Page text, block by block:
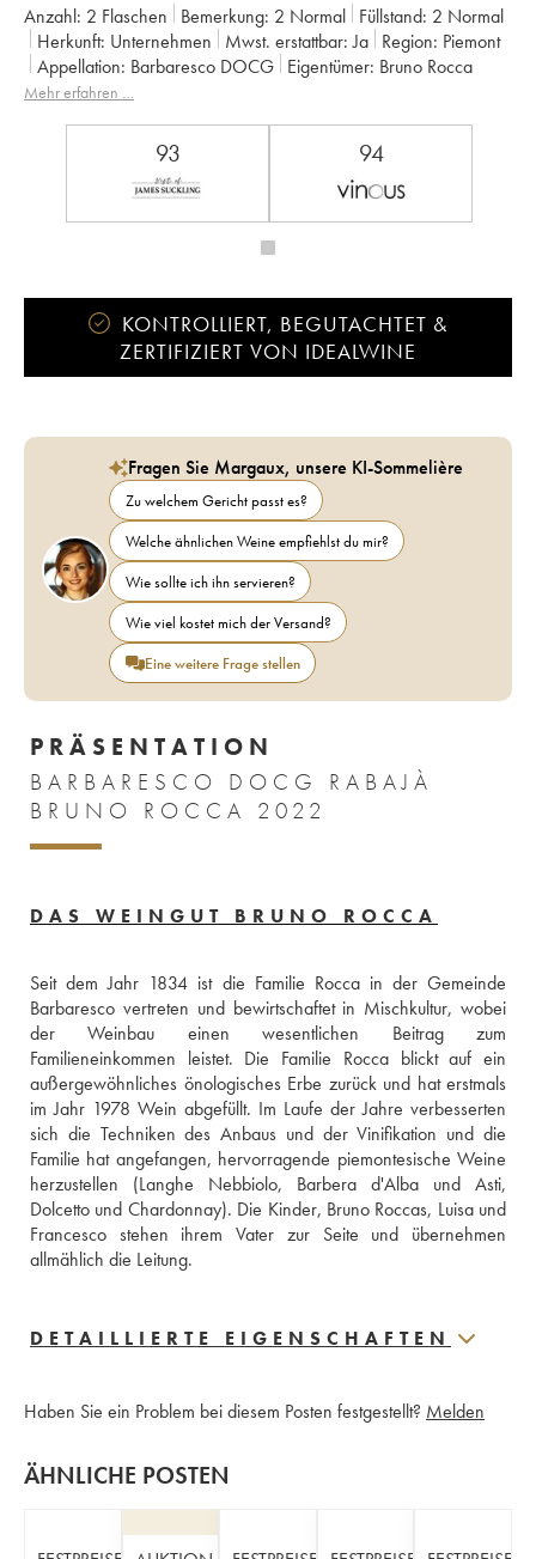
Anzahl: 2 Flaschen Bemerkung: 2 Normal Füllstand: 2 Normal
Herkunft:
unternehmen Mwst. erstattbar: ja Region:
Piemont
Appellation:
Barbaresco DOCG Eigentümer: Bruno Rocca
Mehr erfahren …
93 94
KONTROLLIERT, BEGUTACHTET &
ZERTIFIZIERT VON IDEALWINE
Fragen Sie Margaux, unsere KI-Sommelière
Zu welchem Gericht passt es?
Welche ähnlichen Weine empfiehlst du mir?
Wie sollte ich ihn servieren?
Wie viel kostet mich der Versand?
Eine weitere Frage stellen
PRÄSENTATION
BARBARESCO DOCG RABAJÀ
BRUNO ROCCA 2022
DAS WEINGUT BRUNO ROCCA
Seit dem Jahr 1834 ist die Familie Rocca in der Gemeinde
Barbaresco vertreten und bewirtschaftet in Mischkultur, wobei
der Weinbau einen wesentlichen Beitrag zum
Familieneinkommen leistet. Die Familie Rocca blickt auf ein
außergewöhnliches önologisches Erbe zurück und hat erstmals
im Jahr 1978 Wein abgefüllt. Im Laufe der Jahre verbesserten
sich die Techniken des Anbaus und der Vinifikation und die
Familie hat angefangen, hervorragende piemontesische Weine
herzustellen (Langhe Nebbiolo, Barbera d'Alba und Asti,
Dolcetto und Chardonnay). Die Kinder, Bruno Roccas, Luisa und
Francesco stehen ihrem Vater zur Seite und übernehmen
allmählich die Leitung.
DETAILLIERTE EIGENSCHAFTEN
Haben Sie ein Problem bei diesem Posten festgestellt? Melden
ÄHNLICHE POSTEN